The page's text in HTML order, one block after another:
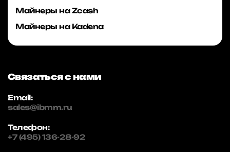
Майнеры на Zcash
Майнеры на Kadena
Связаться с нами
Email:
sales@ibmm.ru
Телефон:
+7 (495) 136-28-92